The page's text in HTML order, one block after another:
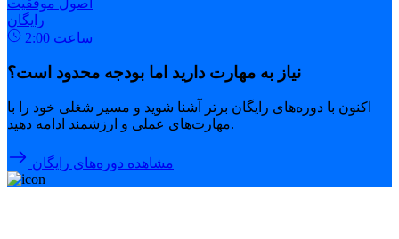
اصول موفقیت
رایگان
2:00 ساعت
نیاز به مهارت دارید اما بودجه محدود است؟
اکنون با دوره‌های رایگان برتر آشنا شوید و مسیر شغلی خود را با
مهارت‌های عملی و ارزشمند ادامه دهید.
مشاهده دوره‌های رایگان